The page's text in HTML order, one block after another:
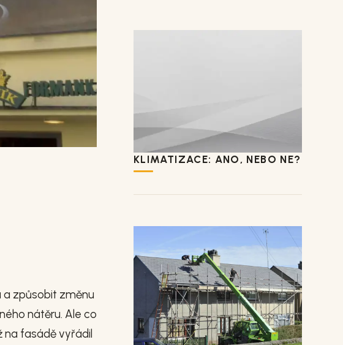
a způsobit změnu
nátěru. Ale co
na fasádě vyřádil
KLIMATIZACE: ANO, NEBO NE?